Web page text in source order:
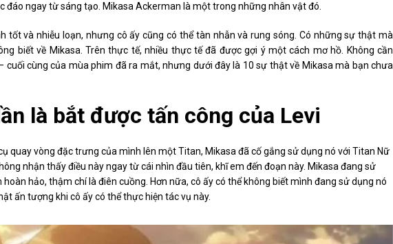
đáo ngay từ sáng tạo. Mikasa Ackerman là một trong những nhân vật đó.
tốt và nhiễu loạn, nhưng cô ấy cũng có thể tàn nhẫn và rung sóng. Có những sự thật mà
biết về Mikasa. Trên thực tế, nhiều thực tế đã được gợi ý một cách mơ hồ. Không cần
cuối cùng của mùa phim đã ra mắt, nhưng dưới đây là 10 sự thật về Mikasa mà bạn chưa
là bắt được tấn công của Levi
quay vòng đặc trưng của mình lên một Titan, Mikasa đã cố gắng sử dụng nó với Titan Nữ
nhận thấy điều này ngay từ cái nhìn đầu tiên, khĩ em đến đoạn này. Mikasa đang sử
hảo, thậm chí là điên cuồng. Hơn nữa, cô ấy có thể không biết mình đang sử dụng nó
ấn tượng khi cô ấy có thể thực hiện tác vụ này.